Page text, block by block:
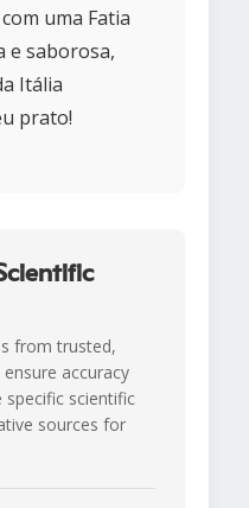
uma Fatia
e saborosa,
Itália
prato!
from trusted,
accuracy
specific scientific
sources for